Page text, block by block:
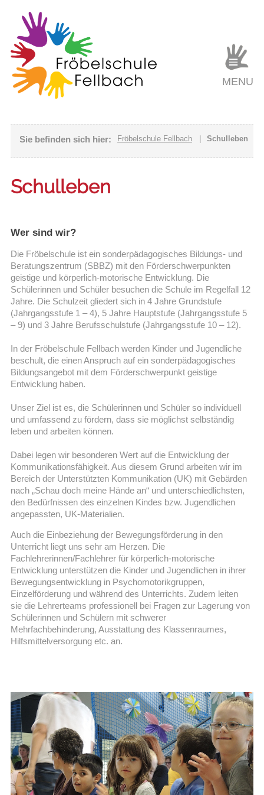
MENU
Sie befinden sich hier: Fröbelschule Fellbach| Schulleben
Schulleben
Wer sind wir?
Die Fröbelschule ist ein sonderpädagogisches Bildungs- und
Beratungszentrum (SBBZ) mit den Förderschwerpunkten
geistige und körperlich-motorische Entwicklung. Die
Schülerinnen und Schüler besuchen die Schule im Regelfall 12
Jahre. Die Schulzeit gliedert sich in 4 Jahre Grundstufe
(Jahrgangsstufe 1 – 4), 5 Jahre Hauptstufe (Jahrgangsstufe 5
– 9) und 3 Jahre Berufsschulstufe (Jahrgangsstufe 10 – 12).
In der Fröbelschule Fellbach werden Kinder und Jugendliche
beschult, die einen Anspruch auf ein sonderpädagogisches
Bildungsangebot mit dem Förderschwerpunkt geistige
Entwicklung haben.
Unser Ziel ist es, die Schülerinnen und Schüler so individuell
und umfassend zu fördern, dass sie möglichst selbständig
leben und arbeiten können.
Dabei legen wir besonderen Wert auf die Entwicklung der
Kommunikationsfähigkeit. Aus diesem Grund arbeiten wir im
Bereich der Unterstützten Kommunikation (UK) mit Gebärden
nach „Schau doch meine Hände an“ und unterschiedlichsten,
den Bedürfnissen des einzelnen Kindes bzw. Jugendlichen
angepassten, UK-Materialien.
Auch die Einbeziehung der Bewegungsförderung in den
Unterricht liegt uns sehr am Herzen. Die
Fachlehrerinnen/Fachlehrer für körperlich-motorische
Entwicklung unterstützen die Kinder und Jugendlichen in ihrer
Bewegungsentwicklung in Psychomotorikgruppen,
Einzelförderung und während des Unterrichts. Zudem leiten
sie die Lehrerteams professionell bei Fragen zur Lagerung von
Schülerinnen und Schülern mit schwerer
Mehrfachbehinderung, Ausstattung des Klassenraumes,
Hilfsmittelversorgung etc. an.